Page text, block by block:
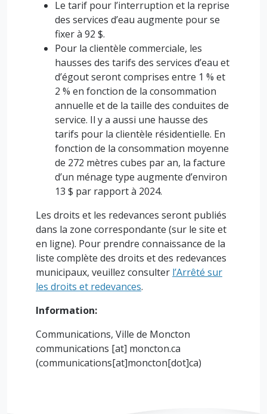
Le tarif pour l’interruption et la reprise
des services d’eau augmente pour se
fixer à 92 $.
Pour la clientèle commerciale, les
hausses des tarifs des services d’eau et
d’égout seront comprises entre 1 % et
2 % en fonction de la consommation
annuelle et de la taille des conduites de
service. Il y a aussi une hausse des
tarifs pour la clientèle résidentielle. En
fonction de la consommation moyenne
de 272 mètres cubes par an, la facture
d’un ménage type augmente d’environ
13 $ par rapport à 2024.
Les droits et les redevances seront publiés
dans la zone correspondante (sur le site et
en ligne). Pour prendre connaissance de la
liste complète des droits et des redevances
municipaux, veuillez consulter l’Arrêté sur
les droits et redevances.
Information:
Communications, Ville de Moncton
communications [at] moncton.ca
(communications[at]moncton[dot]ca)